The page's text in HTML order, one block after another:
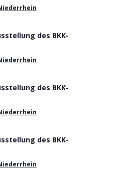
des BKK-
des BKK-
des BKK-